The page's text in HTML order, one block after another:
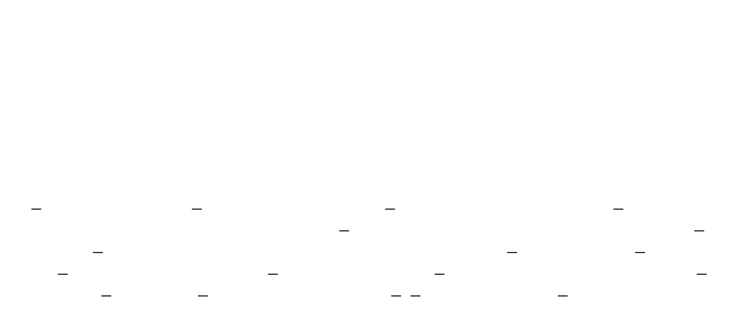
– – – –
– –
– – –
– – –
–
– – – – –